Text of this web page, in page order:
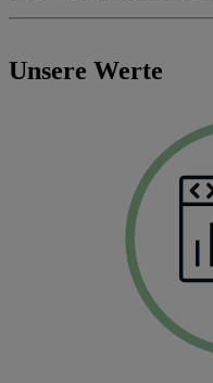
Unsere Werte